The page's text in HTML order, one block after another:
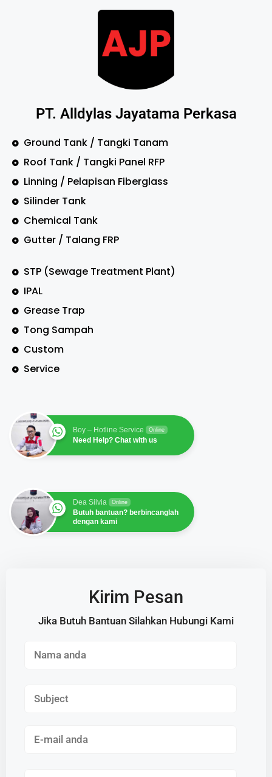
PT. Alldylas Jayatama Perkasa
Ground Tank / Tangki Tanam
Roof Tank / Tangki Panel RFP
Linning / Pelapisan Fiberglass
Silinder Tank
Chemical Tank
Gutter / Talang FRP
STP (Sewage Treatment Plant)
IPAL
Grease Trap
Tong Sampah
Custom
Service
Boy – Hotline Service Online
Need Help? Chat with us
Dea Silvia Online
Butuh bantuan? berbincanglah
dengan kami
Kirim Pesan
Jika Butuh Bantuan Silahkan Hubungi Kami